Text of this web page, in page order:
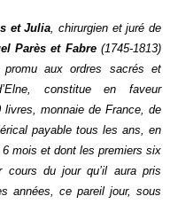
et Julia, chirurgien et juré de
Parès et Fabre(1745-1813)
promu aux ordres sacrés et
constitue en faveur
livres, monnaie de France, de
payable tous les ans, en
mois et dont les premiers six
cours du jour qu’il aura pris
années, ce pareil jour, sous